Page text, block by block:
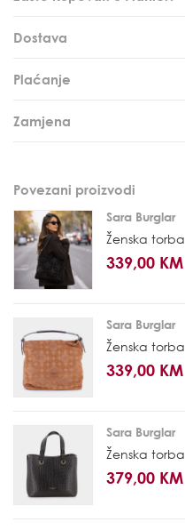
Dostava
Plaćanje
Zamjena
Povezani proizvodi
Sara Burglar
Ženska torba
339,00 KM
Sara Burglar
Ženska torba
339,00 KM
Sara Burglar
Ženska torba
379,00 KM